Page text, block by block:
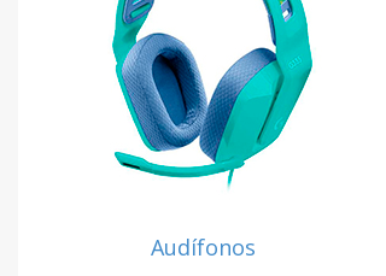
Audífonos